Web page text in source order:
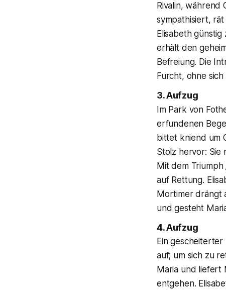
Rivalin, während
sympathisiert,
Elisabeth
erhält den
Befreiung. Die
Furcht, ohne
3. Aufzug
Im Park von
erfundenen
bittet kniend um
Stolz hervor: Sie
Mit dem Triumph
auf Rettung.
Mortimer drängt
und gesteht
4. Aufzug
Ein
auf; um sich zu
Maria und liefert
entgehen.